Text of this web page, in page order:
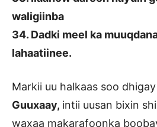
waligiinba
34. Dadki meel ka
lahaatiinee.
Markii uu halkaas soo dhigay
Guuxaay, intii uusan bixin
waxaa makarafoonka